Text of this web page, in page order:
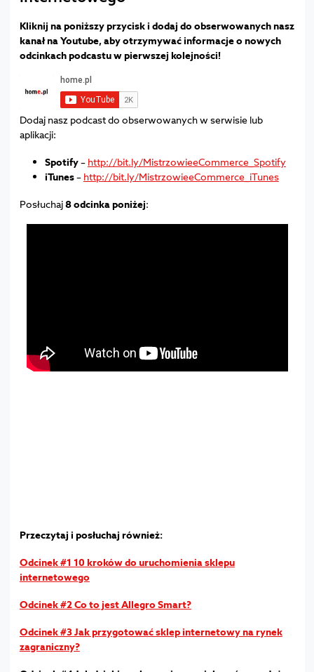
Kliknij na poniższy przycisk i dodaj do obserwowanych nasz
kanał na Youtube, aby otrzymywać informacje o nowych
odcinkach podcastu w pierwszej kolejności!
Dodaj nasz podcast do obserwowanych w serwisie lub
aplikacji:
Spotify– http://bit.ly/MistrzowieeCommerce_Spotify
iTunes– http://bit.ly/MistrzowieeCommerce_iTunes
Posłuchaj8 odcinka poniżej:
Przeczytaj i posłuchaj również:
Odcinek #1 10 kroków do uruchomienia sklepu
internetowego
Odcinek #2 Co to jest Allegro Smart?
Odcinek #3 Jak przygotować sklep internetowy na rynek
zagraniczny?